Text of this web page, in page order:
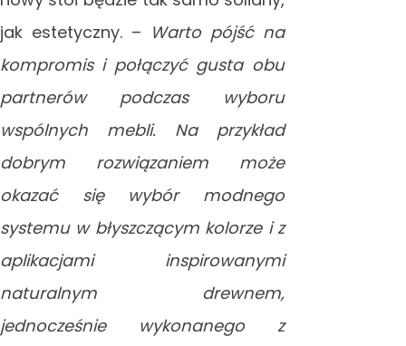
jak estetyczny. – Warto pójść na
kompromis i połączyć gusta obu
partnerów podczas wyboru
wspólnych mebli. Na przykład
dobrym rozwiązaniem może
okazać się wybór modnego
systemu w błyszczącym kolorze i z
aplikacjami inspirowanymi
naturalnym drewnem,
jednocześnie wykonanego z